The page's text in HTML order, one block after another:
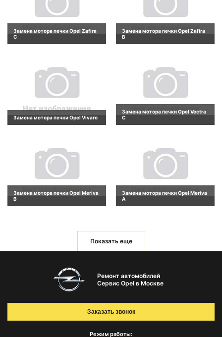
Замена мотора печки Opel Zafira
C
Замена мотора печки Opel Zafira
B
Замена мотора печки Opel Vivaro
Замена мотора печки Opel Vectra
C
Замена мотора печки Opel Meriva
B
Замена мотора печки Opel Meriva
A
Показать еще
Ремонт автомобилей
Сервис Opel в Москве
Режим работы:
Заказать звонок